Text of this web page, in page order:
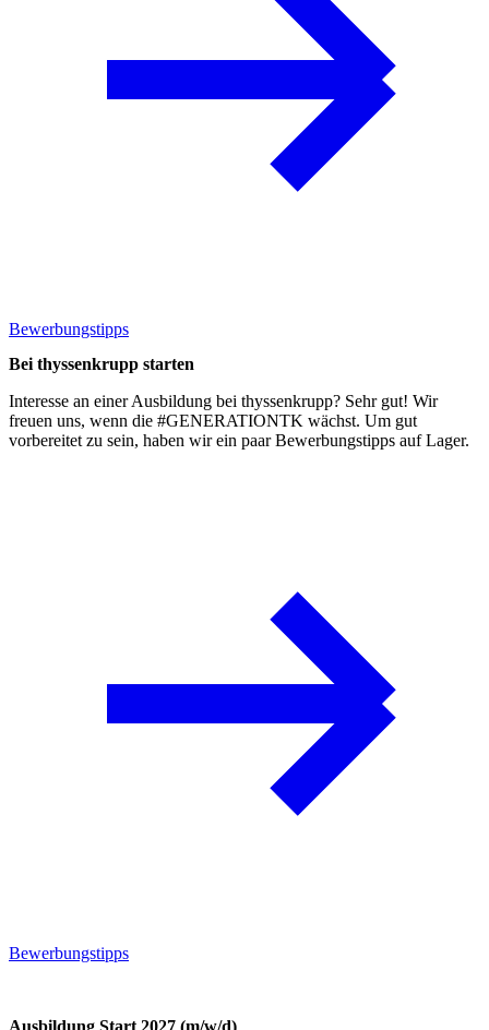
Bewerbungstipps
Bei thyssenkrupp starten
Interesse an einer Ausbildung bei thyssenkrupp? Sehr gut! Wir
freuen uns, wenn die #GENERATIONTK wächst. Um gut
vorbereitet zu sein, haben wir ein paar Bewerbungstipps auf Lager.
Bewerbungstipps
Ausbildung Start 2027 (m/w/d)